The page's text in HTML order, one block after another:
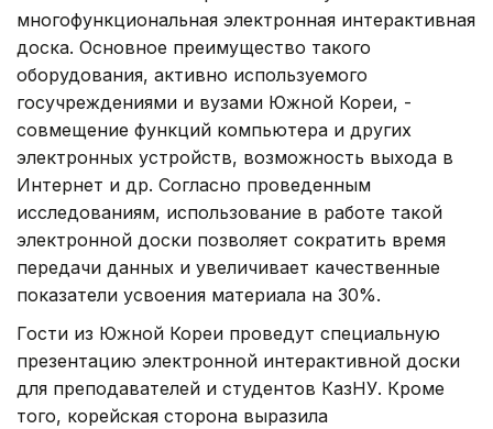
многофункциональная электронная интерактивная
доска. Основное преимущество такого
оборудования, активно используемого
госучреждениями и вузами Южной Кореи, -
совмещение функций компьютера и других
электронных устройств, возможность выхода в
Интернет и др. Согласно проведенным
исследованиям, использование в работе такой
электронной доски позволяет сократить время
передачи данных и увеличивает качественные
показатели усвоения материала на 30%.
Гости из Южной Кореи проведут специальную
презентацию электронной интерактивной доски
для преподавателей и студентов КазНУ. Кроме
того, корейская сторона выразила